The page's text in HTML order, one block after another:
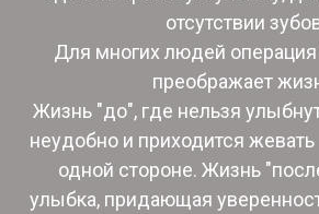
отсутствии
Для многих людей операция
преображает
Жизнь "до", где нельзя
неудобно и приходится
одной стороне. Жизнь
улыбка, придающая